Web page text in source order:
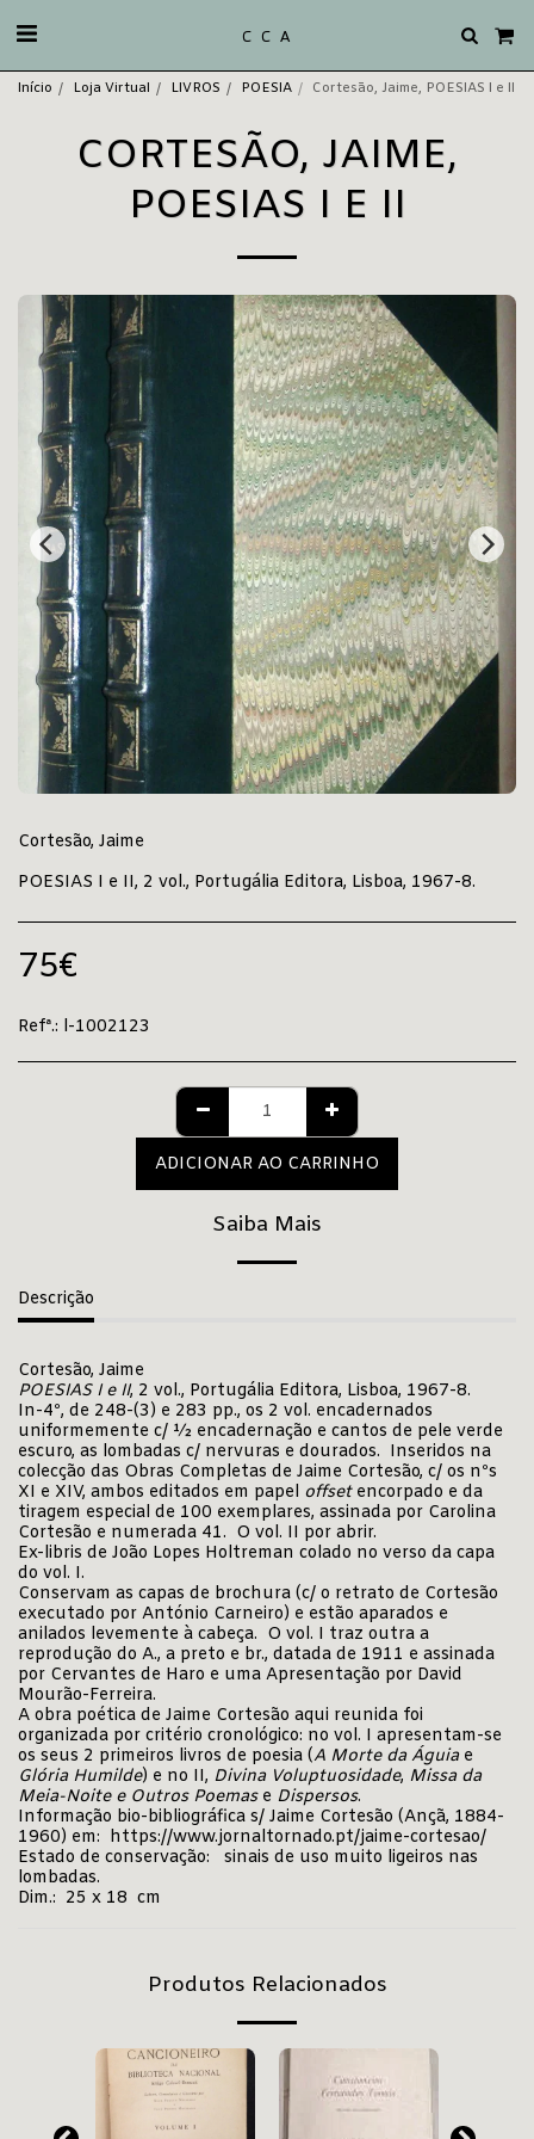
C C A
Início Loja Virtual LIVROS POESIA Cortesão, Jaime, POESIAS I e II
CORTESÃO, JAIME,
POESIAS I E II
Cortesão, Jaime
POESIAS I e II, 2 vol., Portugália Editora, Lisboa, 1967-8.
75€
Refª.: l-1002123
ADICIONAR AO CARRINHO
Saiba Mais
Descrição
Cortesão, Jaime
POESIAS I e II, 2 vol., Portugália Editora, Lisboa, 1967-8.
In-4º, de 248-(3) e 283 pp., os 2 vol. encadernados
uniformemente c/ ½ encadernação e cantos de pele verde
escuro, as lombadas c/ nervuras e dourados. Inseridos na
colecção das Obras Completas de Jaime Cortesão, c/ os nºs
XI e XIV, ambos editados em papel offsetencorpado e da
tiragem especial de 100 exemplares, assinada por Carolina
Cortesão e numerada 41. O vol. II por abrir.
Ex-libris de João Lopes Holtreman colado no verso da capa
do vol. I.
Conservam as capas de brochura (c/ o retrato de Cortesão
executado por António Carneiro) e estão aparados e
anilados levemente à cabeça. O vol. I traz outra a
reprodução do A., a preto e br., datada de 1911 e assinada
por Cervantes de Haro e uma Apresentação por David
Mourão-Ferreira.
A obra poética de Jaime Cortesão aqui reunida foi
organizada por critério cronológico: no vol. I apresentam-se
os seus 2 primeiros livros de poesia (A Morte da Águiae
Glória Humilde) e no II, Divina Voluptuosidade, Missa da
Meia-Noite e Outros Poemas e Dispersos.
Informação bio-bibliográfica s/ Jaime Cortesão (Ançã, 1884-
1960) em: https://www.jornaltornado.pt/jaime-cortesao/
Estado de conservação: sinais de uso muito ligeiros nas
lombadas.
Dim.: 25 x 18 cm
Produtos Relacionados